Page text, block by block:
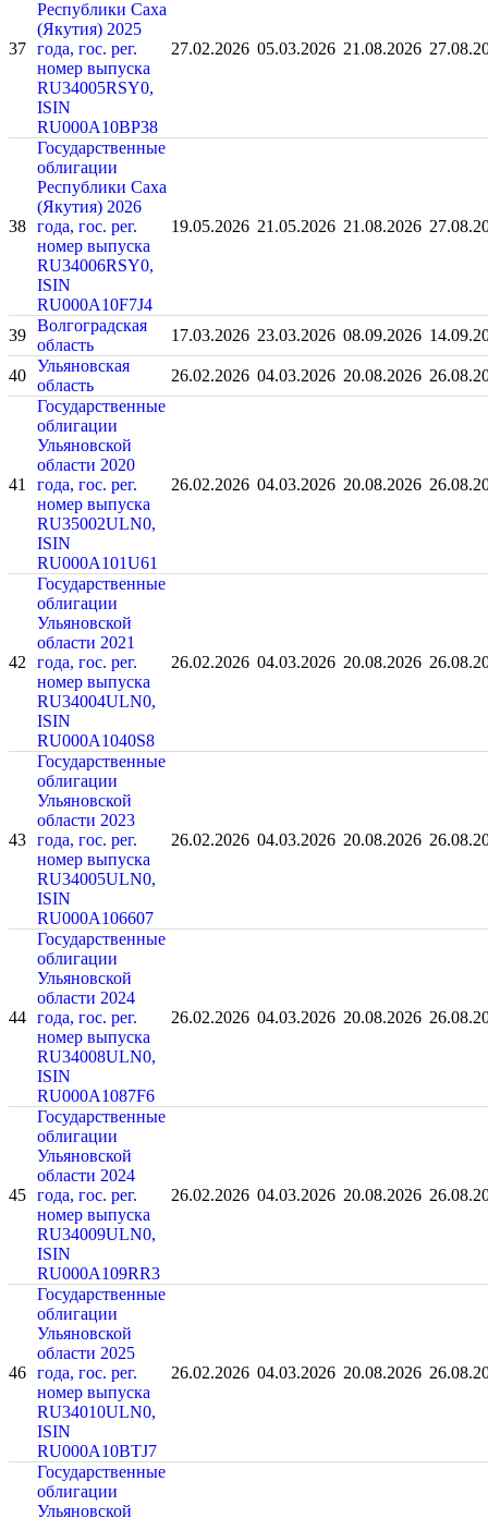
37
Республики Саха
(Якутия) 2025
года, гос. рег.
номер выпуска
RU34005RSY0,
ISIN
RU000A10BP38
27.02.2026 05.03.2026 21.08.2026
38
Государственные
облигации
Республики Саха
(Якутия) 2026
года, гос. рег.
номер выпуска
RU34006RSY0,
ISIN
RU000A10F7J4
19.05.2026 21.05.2026 21.08.2026
39
Волгоградская
область
17.03.2026 23.03.2026 08.09.2026
40
Ульяновская
область
26.02.2026 04.03.2026 20.08.2026
41
Государственные
облигации
Ульяновской
области 2020
года, гос. рег.
номер выпуска
RU35002ULN0,
ISIN
RU000A101U61
26.02.2026 04.03.2026 20.08.2026
42
Государственные
облигации
Ульяновской
области 2021
года, гос. рег.
номер выпуска
RU34004ULN0,
ISIN
RU000A1040S8
26.02.2026 04.03.2026 20.08.2026
43
Государственные
облигации
Ульяновской
области 2023
года, гос. рег.
номер выпуска
RU34005ULN0,
ISIN
RU000A106607
26.02.2026 04.03.2026 20.08.2026
44
Государственные
облигации
Ульяновской
области 2024
года, гос. рег.
номер выпуска
RU34008ULN0,
ISIN
RU000A1087F6
26.02.2026 04.03.2026 20.08.2026
45
Государственные
облигации
Ульяновской
области 2024
года, гос. рег.
номер выпуска
RU34009ULN0,
ISIN
RU000A109RR3
26.02.2026 04.03.2026 20.08.2026
46
Государственные
облигации
Ульяновской
области 2025
года, гос. рег.
номер выпуска
RU34010ULN0,
ISIN
RU000A10BTJ7
26.02.2026 04.03.2026 20.08.2026
Государственные
облигации
Ульяновской